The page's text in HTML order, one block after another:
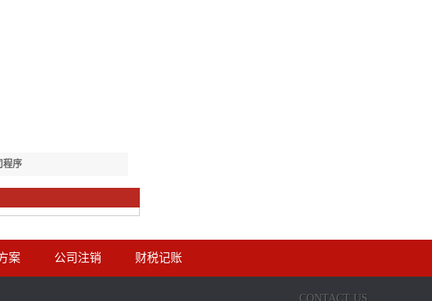
程序
案 公司注销 财税记账
CONTACT US